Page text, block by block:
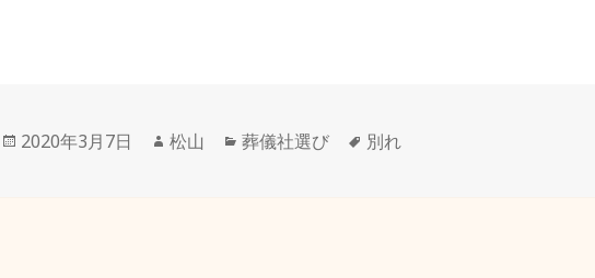
投
2020年3月7日
作
松山
カ
葬儀社選び
タ
別れ